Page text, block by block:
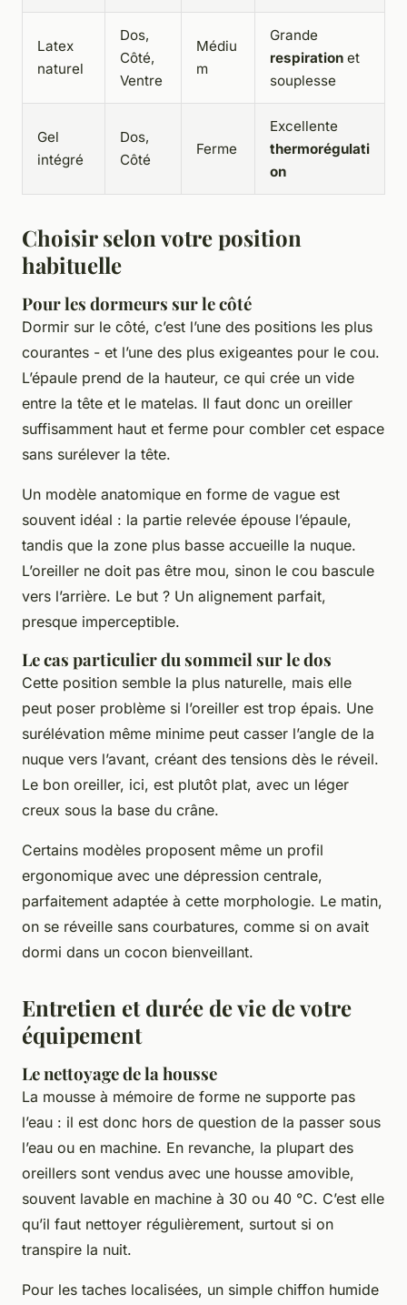
Latex
naturel
Dos,
Côté,
Ventre
Médiu
m
Grande
respiration et
souplesse
Gel
intégré
Dos,
Côté
Ferme
Excellente
thermorégulati
on
Choisir selon votre position
habituelle
Pour les dormeurs sur le côté
Dormir sur le côté, c’est l’une des positions les plus
courantes - et l’une des plus exigeantes pour le cou.
L’épaule prend de la hauteur, ce qui crée un vide
entre la tête et le matelas. Il faut donc un oreiller
suffisamment haut et ferme pour combler cet espace
sans surélever la tête.
Un modèle anatomique en forme de vague est
souvent idéal : la partie relevée épouse l’épaule,
tandis que la zone plus basse accueille la nuque.
L’oreiller ne doit pas être mou, sinon le cou bascule
vers l’arrière. Le but ? Un alignement parfait,
presque imperceptible.
Le cas particulier du sommeil sur le dos
Cette position semble la plus naturelle, mais elle
peut poser problème si l’oreiller est trop épais. Une
surélévation même minime peut casser l’angle de la
nuque vers l’avant, créant des tensions dès le réveil.
Le bon oreiller, ici, est plutôt plat, avec un léger
creux sous la base du crâne.
Certains modèles proposent même un profil
ergonomique avec une dépression centrale,
parfaitement adaptée à cette morphologie. Le matin,
on se réveille sans courbatures, comme si on avait
dormi dans un cocon bienveillant.
Entretien et durée de vie de votre
équipement
Le nettoyage de la housse
La mousse à mémoire de forme ne supporte pas
l’eau : il est donc hors de question de la passer sous
l’eau ou en machine. En revanche, la plupart des
oreillers sont vendus avec une housse amovible,
souvent lavable en machine à 30 ou 40 °C. C’est elle
qu’il faut nettoyer régulièrement, surtout si on
transpire la nuit.
Pour les taches localisées, un simple chiffon humide